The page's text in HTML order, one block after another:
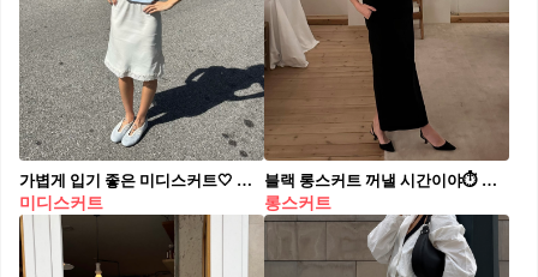
가볍게 입기 좋은 미디스커트🤍 여름 룩에 가볍게 더하는 미디스커트 포인트✨
미디스커트
블랙 롱스커트 꺼낼 시간이야⏱️ 매일 입어도 질리지 않는 코디법 4가지 저장해요🖤 하나쯤 가지고 있는 블랙 롱스커트, 이렇게 활용해 보세요. 1. 셔츠 블랙 롱스커트에 하얀 셔츠를 매치하면 깔끔하면서도 모던한 실루엣이 완성됩니다. 셔츠를 넣어 입으면 단정한 느낌, 루즈하게 풀어 입으면 내추럴한 분위기를 만듭니다. 2. 스트라이프 티셔츠 스트라이프 티셔츠에 롱스커트를 매치하면 단정한 무드가 완성됩니다. 티셔츠를 넣어 연출하면 발끝까지 이어지는 롱한 실루엣이 강조돼 더욱 슬림해 보입니다. 3. 그레이 무지티 차분한 그레이 컬러의 무지티와 매치하면 심플하면서도 세련된 스타일이 완성됩니다. 편안한 무드 덕분에 데일리룩은 물론 출근룩으로 활용하기 좋습니다. 4. 화이트 민소매 심플한 화이트 민소매와 매치하면 시원하면서도 우아한 분위기를 자아냅니다. 미니멀한 디자인이 여성스러운 실루엣 더욱 돋보이게 합니다.
롱스커트